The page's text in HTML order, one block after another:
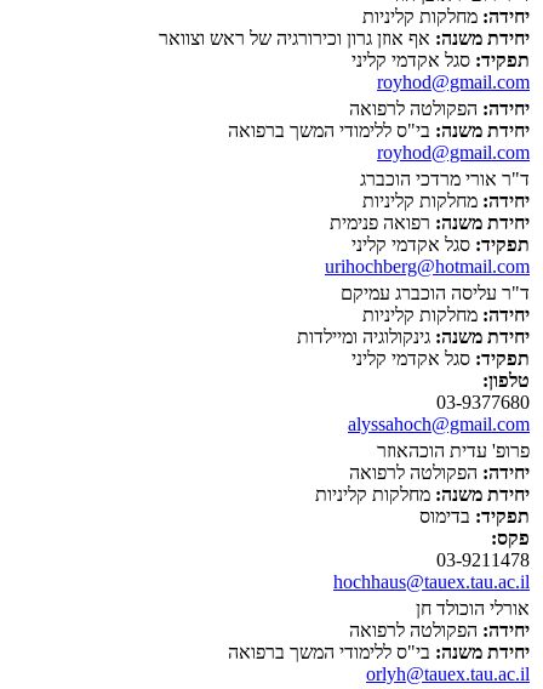
יחידה: מחלקות קליניות
יחידת משנה: אף אוזן גרון וכירורגיה של ראש וצוואר
תפקיד: סגל אקדמי קליני
royhod@gmail.com
יחידה: הפקולטה לרפואה
יחידת משנה: בי"ס ללימודי המשך ברפואה
royhod@gmail.com
ד"ר אורי מרדכי הוכברג
יחידה: מחלקות קליניות
יחידת משנה: רפואה פנימית
תפקיד: סגל אקדמי קליני
urihochberg@hotmail.com
ד"ר עליסה הוכברג עמיקם
יחידה: מחלקות קליניות
יחידת משנה: גינקולוגיה ומיילדות
תפקיד: סגל אקדמי קליני
טלפון:
03-9377680
alyssahoch@gmail.com
פרופ' עדית הוכהאוזר
יחידה: הפקולטה לרפואה
יחידת משנה: מחלקות קליניות
תפקיד: בדימוס
פקס:
03-9211478
hochhaus@tauex.tau.ac.il
אורלי הוכולד חן
יחידה: הפקולטה לרפואה
יחידת משנה: בי"ס ללימודי המשך ברפואה
orlyh@tauex.tau.ac.il